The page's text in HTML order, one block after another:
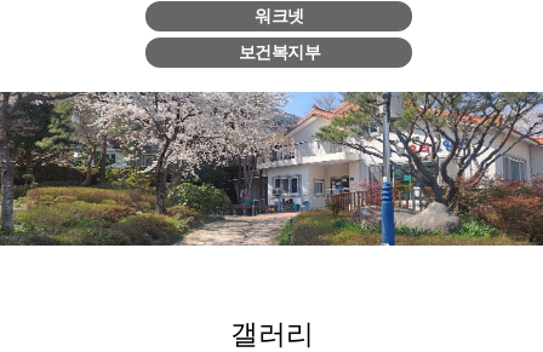
워크넷
보건복지부
갤러리